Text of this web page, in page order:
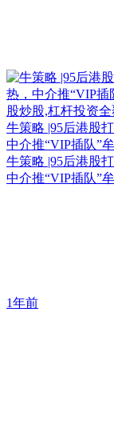
牛策略 |95后港股
中介推“VIP插队”
牛策略 |95后港股
中介推“VIP插队”
1年前